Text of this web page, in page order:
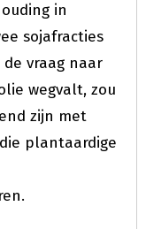
in
sojafracties
vraag naar
wegvalt, zou
zijn met
plantaardige